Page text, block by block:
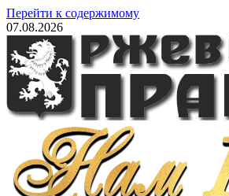
Перейти к содержимому
07.08.2026